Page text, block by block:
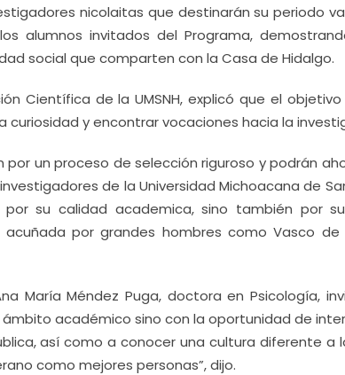
nicolaitas que destinarán su periodo
alumnos invitados del Programa,
social que comparten con la Casa de Hidalgo.
Científica de la UMSNH, explicó que el
y encontrar vocaciones hacia la
un proceso de selección riguroso y podrán
de la Universidad Michoacana de
su calidad academica, sino también por
por grandes hombres como Vasco de
María Méndez Puga, doctora en Psicología,
académico sino con la oportunidad de
así como a conocer una cultura diferente a
como mejores personas”, dijo.